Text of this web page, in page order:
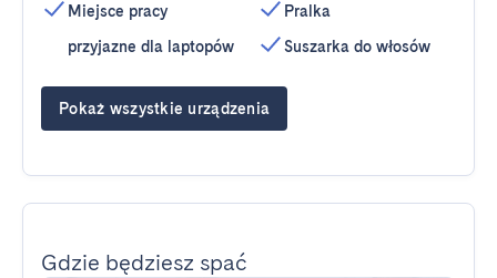
Miejsce pracy
przyjazne dla laptopów
Pralka
Suszarka do włosów
Pokaż wszystkie urządzenia
Gdzie będziesz spać